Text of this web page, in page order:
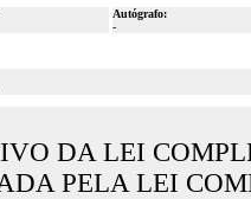
Autógrafo:
-
DA LEI
PELA LEI